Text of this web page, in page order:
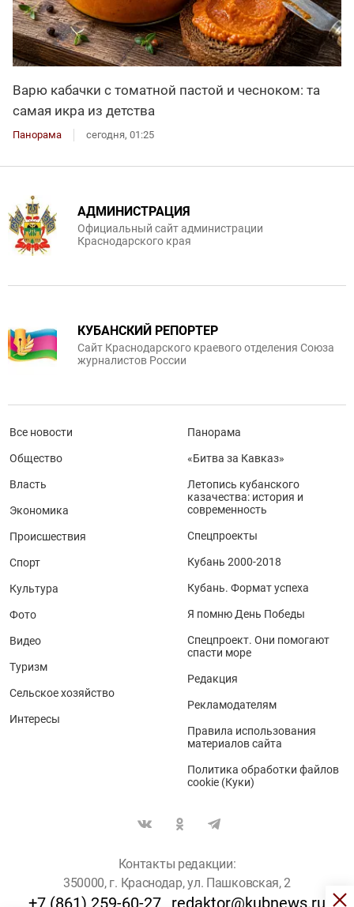
Варю кабачки с томатной пастой и чесноком: та
самая икра из детства
Панорама сегодня, 01:25
АДМИНИСТРАЦИЯ
Официальный сайт администрации
Краснодарского края
КУБАНСКИЙ РЕПОРТЕР
Сайт Краснодарского краевого отделения Союза
журналистов России
Все новости
Общество
Власть
Экономика
Происшествия
Спорт
Культура
Фото
Видео
Туризм
Сельское хозяйство
Интересы
Панорама
«Битва за Кавказ»
Летопись кубанского
казачества: история и
современность
Спецпроекты
Кубань 2000-2018
Кубань. Формат успеха
Я помню День Победы
Спецпроект. Они помогают
спасти море
Редакция
Рекламодателям
Правила использования
материалов сайта
Политика обработки файлов
cookie (Куки)
Контакты редакции:
350000, г. Краснодар, ул. Пашковская, 2
+7 (861) 259-60-27 redaktor@kubnews.ru